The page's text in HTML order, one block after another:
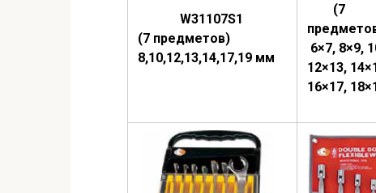
W31107S1
(7 предметов)
8,10,12,13,14,17,19 мм
(7
6×7, 8×9,
12×13,
16×17,